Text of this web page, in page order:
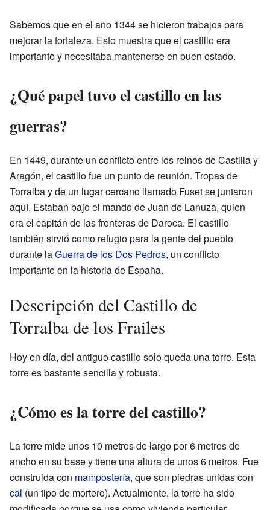
Sabemos que en el año 1344 se hicieron trabajos para
mejorar la fortaleza. Esto muestra que el castillo era
importante y necesitaba mantenerse en buen estado.
¿Qué papel tuvo el castillo en las
guerras?
En 1449, durante un conflicto entre los reinos de Castilla y
Aragón, el castillo fue un punto de reunión. Tropas de
Torralba y de un lugar cercano llamado Fuset se juntaron
aquí. Estaban bajo el mando de Juan de Lanuza, quien
era el capitán de las fronteras de Daroca. El castillo
también sirvió como refugio para la gente del pueblo
durante laGuerra de los Dos Pedros, un conflicto
importante en la historia de España.
Descripción del Castillo de
Torralba de los Frailes
Hoy en día, del antiguo castillo solo queda una torre. Esta
torre es bastante sencilla y robusta.
¿Cómo es la torre del castillo?
La torre mide unos 10 metros de largo por 6 metros de
ancho en su base y tiene una altura de unos 6 metros. Fue
construida con mampostería, que son piedras unidas con
cal (un tipo de mortero). Actualmente, la torre ha sido